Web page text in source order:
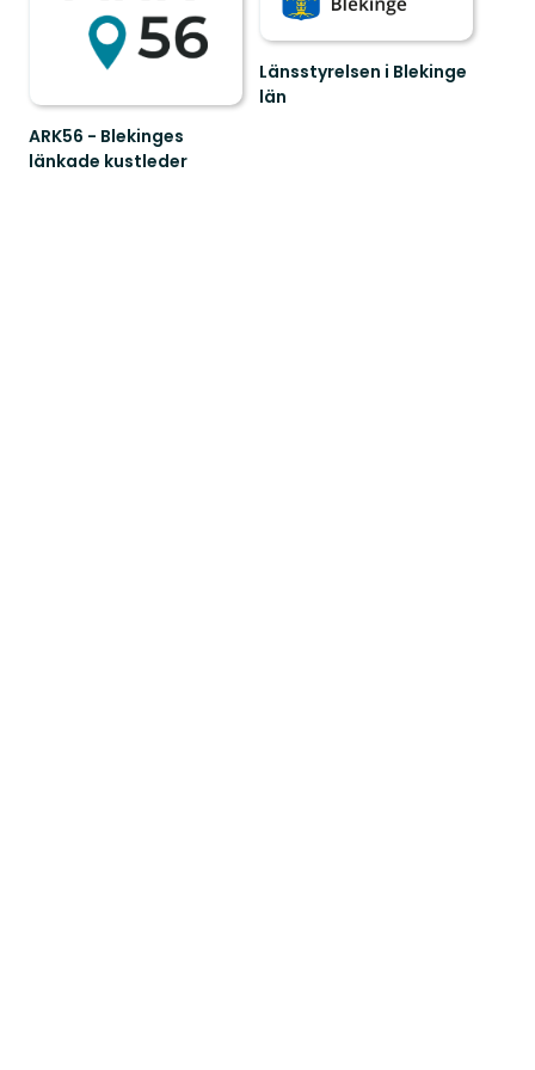
ARK56 - Blekinges
länkade kustleder
Länsstyrelsen i Blekinge
län